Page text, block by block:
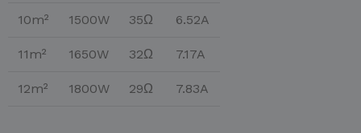
10m² 1500W 35Ω 6.52A
11m² 1650W 32Ω 7.17A
12m² 1800W 29Ω 7.83A